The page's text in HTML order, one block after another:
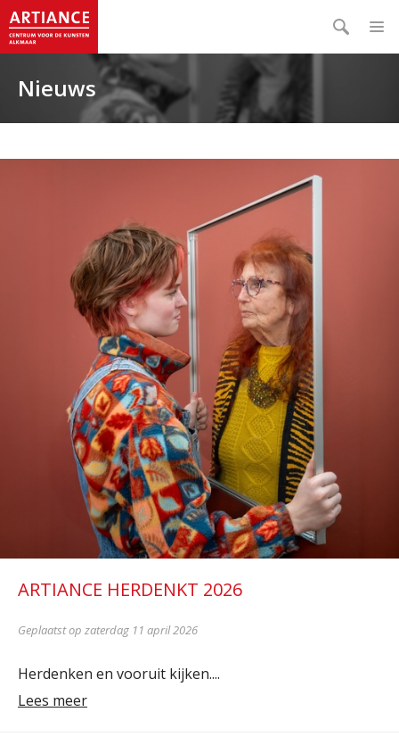
Nieuws
ARTIANCE HERDENKT 2026
Geplaatst op zaterdag 11 april 2026
Herdenken en vooruit kijken....
Lees meer